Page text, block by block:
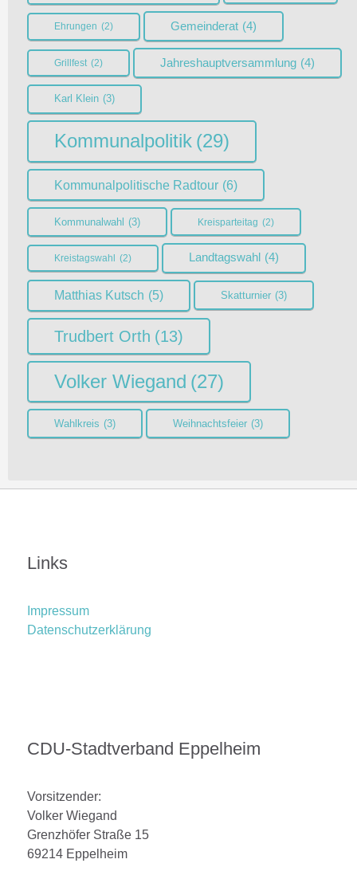
Ehrungen (2) Gemeinderat (4)
Grillfest (2) Jahreshauptversammlung (4)
Karl Klein (3)
Kommunalpolitik (29)
Kommunalpolitische Radtour (6)
Kommunalwahl (3) Kreisparteitag (2)
Kreistagswahl (2) Landtagswahl (4)
Matthias Kutsch (5) Skatturnier (3)
Trudbert Orth (13)
Volker Wiegand (27)
Wahlkreis (3) Weihnachtsfeier (3)
Links
Impressum
Datenschutzerklärung
CDU-Stadtverband Eppelheim
Vorsitzender:
Volker Wiegand
Grenzhöfer Straße 15
69214 Eppelheim